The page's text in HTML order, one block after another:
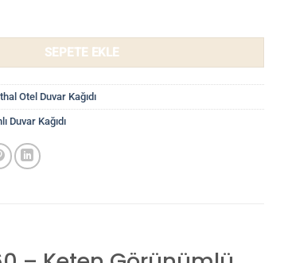
Kağıtları Contex 2 CT2060 - Keten Görünümlü Duvar
SEPETE EKLE
Otel Duvar Kağıdı
Duvar Kağıdı